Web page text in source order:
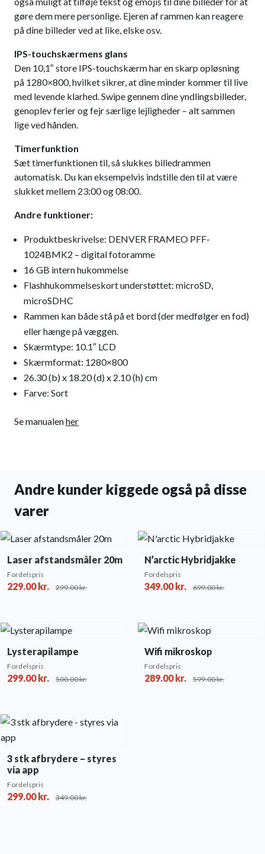
gøre dem mere personlige. Ejeren af rammen kan reagere
på dine billeder ved at like, elske osv.
IPS-touchskærmens glans
Den 10,1″ store IPS-touchskærm har en skarp opløsning
på 1280×800, hvilket sikrer, at dine minder kommer til live
med levende klarhed. Swipe gennem dine yndlingsbilleder,
genoplev ferier og fejr særlige lejligheder – alt sammen
lige ved hånden.
Timerfunktion
Sæt timerfunktionen til, så slukkes billedrammen
automatisk. Du kan eksempelvis indstille den til at være
slukket mellem 23:00 og 08:00.
Andre funktioner:
Produktbeskrivelse: DENVER FRAMEO PFF-
1024BMK2 – digital fotoramme
16 GB intern hukommelse
Flashhukommelseskort understøttet: microSD,
microSDHC
Rammen kan både stå på et bord (der medfølger en fod)
eller hænge på væggen.
Skærmtype: 10.1″ LCD
Skærmformat: 1280×800
26.30 (b) x 18.20 (d) x 2.10 (h) cm
Farve: Sort
Se manualenher
Andre kunder kiggede også på disse
varer
Laser afstandsmåler 20m
Fordelspris
229.00kr. 299.00kr.
N’arctic Hybridjakke
Fordelspris
349.00kr. 699.00kr.
Lysterapilampe
Fordelspris
299.00kr. 500.00kr.
Wifi mikroskop
Fordelspris
289.00kr. 599.00kr.
3 stk afbrydere – styres
via app
Fordelspris
299.00kr. 349.00kr.